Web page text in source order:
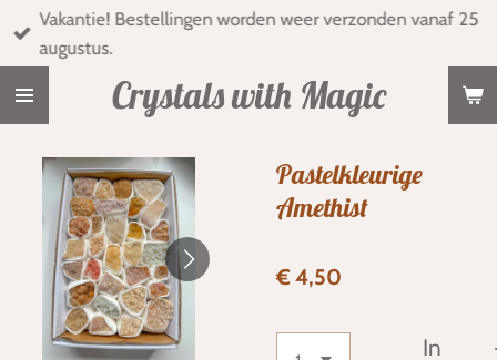
Ga
direct
Crystals with Magic
Vakantie! Bestellingen worden weer verzonden vanaf 25
augustus.
Pastelkleurige
Amethist
€ 4,50
In